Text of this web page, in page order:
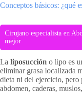
Conceptos básicos: ¿qué
Cirujano especialista en
mejor
La liposucción o lipo es
eliminar grasa localizada
dieta ni del ejercicio, pero
abdomen, caderas,